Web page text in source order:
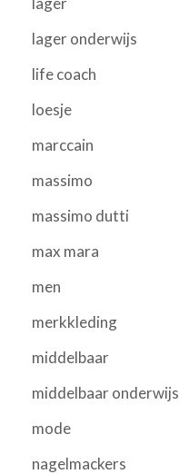
lager onderwijs
life coach
loesje
marccain
massimo
massimo dutti
max mara
men
merkkleding
middelbaar
middelbaar onderwijs
mode
nagelmackers